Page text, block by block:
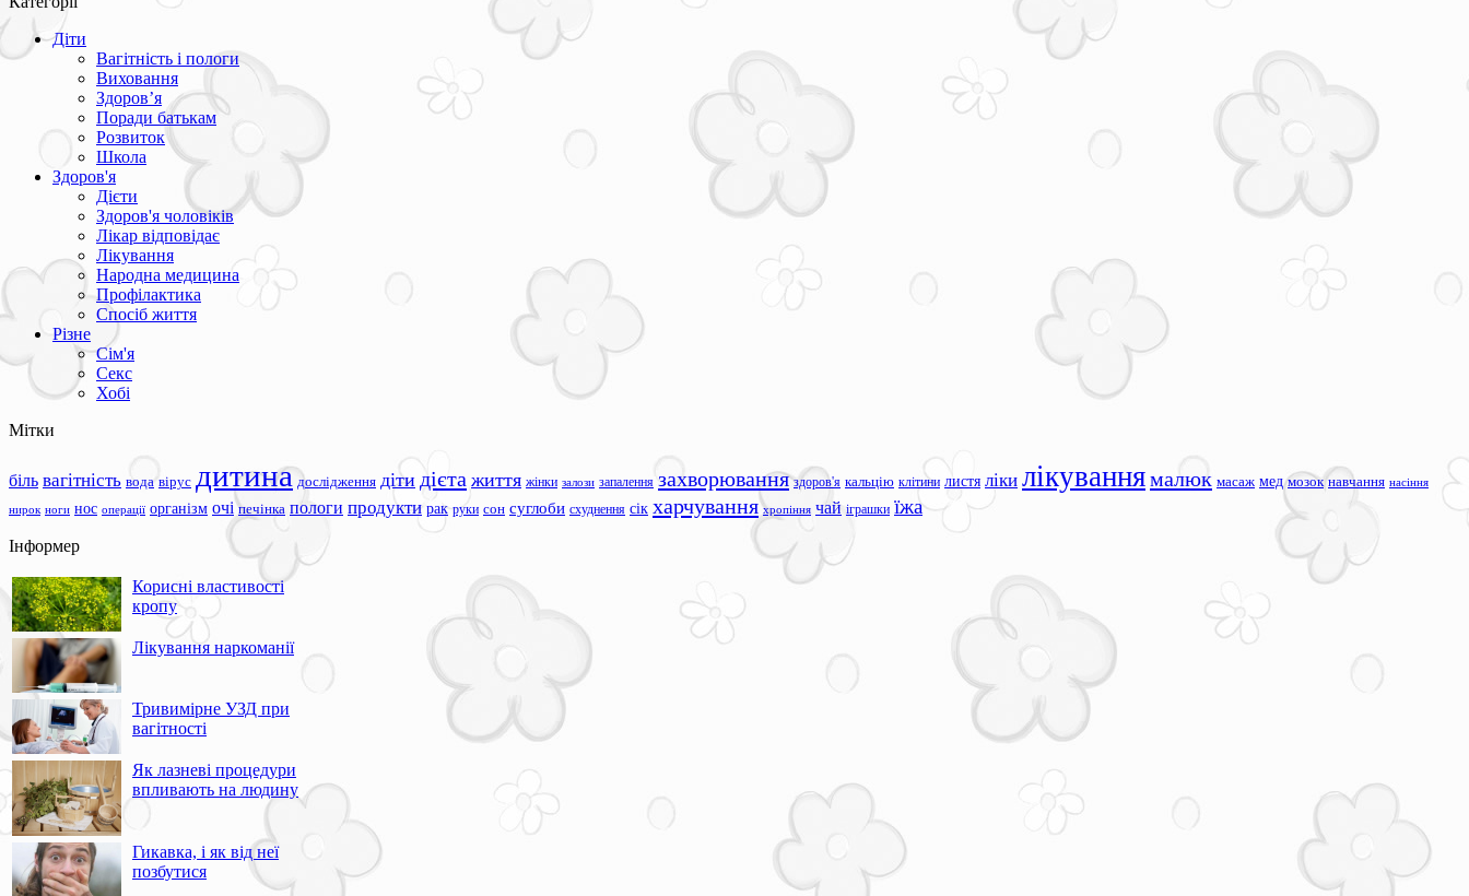
Діти
Вагітність і пологи
Виховання
Здоров’я
Поради батькам
Розвиток
Школа
Здоров'я
Дієти
Здоров'я чоловіків
Лікар відповідає
Лікування
Народна медицина
Профілактика
Спосіб життя
Різне
Сім'я
Секс
Хобі
Мітки
біль вагітність вода вірус дитина дослідження діти дієта життя жінки залози запалення захворювання здоров'я кальцію клітини листя ліки лікуваннямалюк масаж мед мозок навчання насіння
нирок ноги нос операції організм очі печінка пологи продукти рак руки сон суглоби схуднення сік харчування хропіння чай іграшки їжа
Інформер
Корисні властивості
кропу
Лікування наркоманії
Тривимірне УЗД при
вагітності
Як лазневі процедури
впливають на людину
Гикавка, і як від неї
позбутися